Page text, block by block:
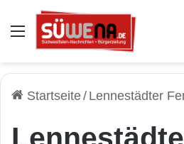
Auswahl
Startseite/ Lennestädter